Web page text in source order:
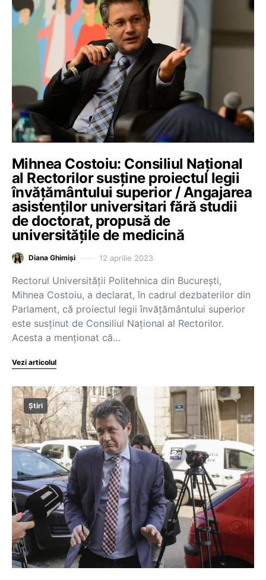
Mihnea Costoiu: Consiliul Național
al Rectorilor susține proiectul legii
învățământului superior / Angajarea
asistenților universitari fără studii
de doctorat, propusă de
universitățile de medicină
Diana Ghimiși 12 aprilie 2023
Rectorul Universității Politehnica din București,
Mihnea Costoiu, a declarat, în cadrul dezbaterilor din
Parlament, că proiectul legii învățământului superior
este susținut de Consiliul Național al Rectorilor.
Acesta a menționat că…
Vezi articolul
Știri